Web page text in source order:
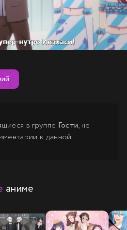
в группе Гости, не
к данной
аниме